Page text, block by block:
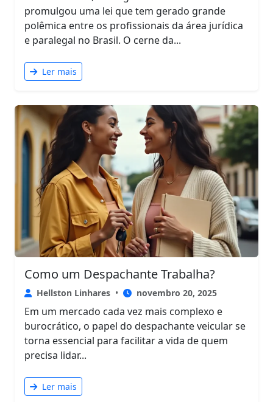
promulgou uma lei que tem gerado grande
polêmica entre os profissionais da área jurídica
e paralegal no Brasil. O cerne da...
Ler mais
Como um Despachante Trabalha?
Hellston Linhares • novembro 20, 2025
Em um mercado cada vez mais complexo e
burocrático, o papel do despachante veicular se
torna essencial para facilitar a vida de quem
precisa lidar...
Ler mais